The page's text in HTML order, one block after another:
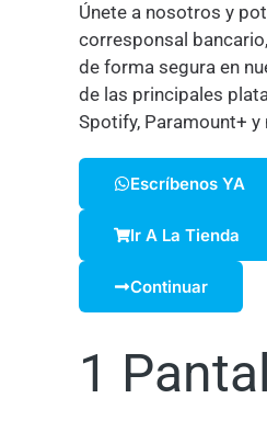
Únete a nosotros y
corresponsal
de forma segura en
de las principales
Spotify, Paramount+ y
Escríbenos YA
Ir A La Tienda
Continuar
1